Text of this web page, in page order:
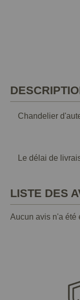
Chandelier
Le délai de
LISTE DES
Aucun avis n'a été